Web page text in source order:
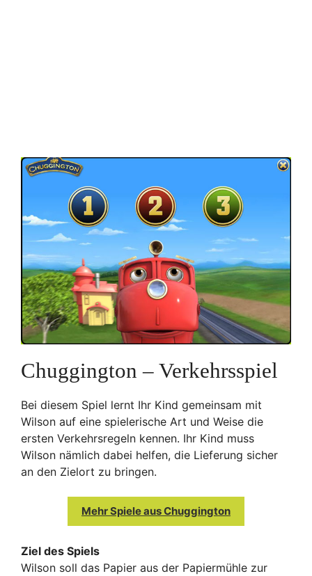
Chuggington – Verkehrsspiel
Bei diesem Spiel lernt Ihr Kind gemeinsam mit
Wilson auf eine spielerische Art und Weise die
ersten Verkehrsregeln kennen. Ihr Kind muss
Wilson nämlich dabei helfen, die Lieferung sicher
an den Zielort zu bringen.
Mehr Spiele aus Chuggington
Ziel des Spiels
Wilson soll das Papier aus der Papiermühle zur